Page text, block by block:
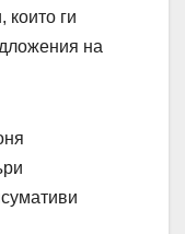
които ги
на